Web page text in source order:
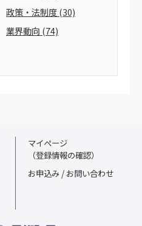
政策・法制度(30)
業界動向 (74)
マイページ
（登録情報の確認）
お申込み / お問い合わせ